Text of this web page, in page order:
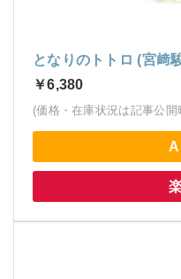
となりのトトロ (宮﨑
￥6,380
(価格・在庫状況は記事公